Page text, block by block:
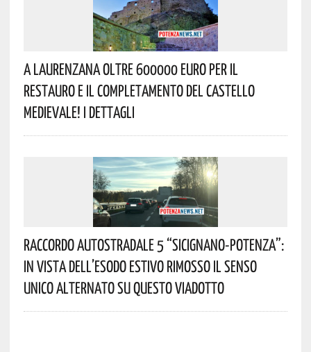
A Laurenzana Oltre 600000 Euro Per Il
Restauro E Il Completamento Del Castello
Medievale! I Dettagli
Raccordo Autostradale 5 “Sicignano-Potenza”:
In Vista Dell’esodo Estivo Rimosso Il Senso
Unico Alternato Su Questo Viadotto